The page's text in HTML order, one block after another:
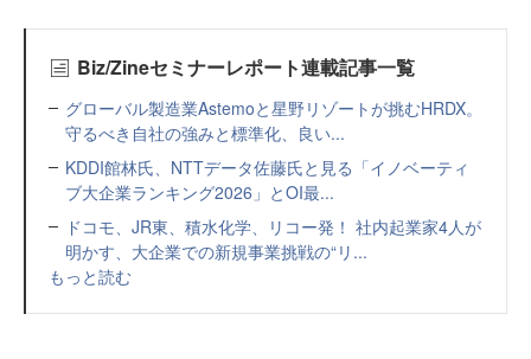
Biz/Zineセミナーレポート連載記事一覧
グローバル製造業Astemoと星野リゾートが挑むHRDX。
守るべき自社の強みと標準化、良い...
KDDI館林氏、NTTデータ佐藤氏と見る「イノベーティ
ブ大企業ランキング2026」とOI最...
ドコモ、JR東、積水化学、リコー発！ 社内起業家4人が
明かす、大企業での新規事業挑戦の“リ...
もっと読む